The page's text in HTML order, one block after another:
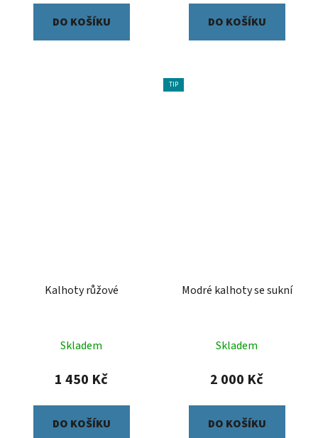
DO KOŠÍKU DO KOŠÍKU
Kalhoty růžové
Skladem
1 450 Kč
DO KOŠÍKU
TIP
Modré kalhoty se sukní
Skladem
2 000 Kč
DO KOŠÍKU